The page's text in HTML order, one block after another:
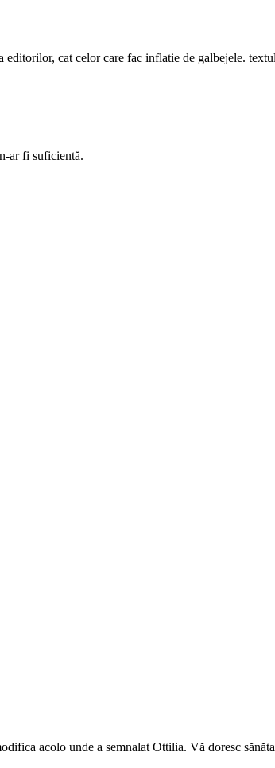
editorilor, cat celor care fac inflatie de galbejele.
ar fi suficientă.
acolo unde a semnalat Ottilia. Vă doresc